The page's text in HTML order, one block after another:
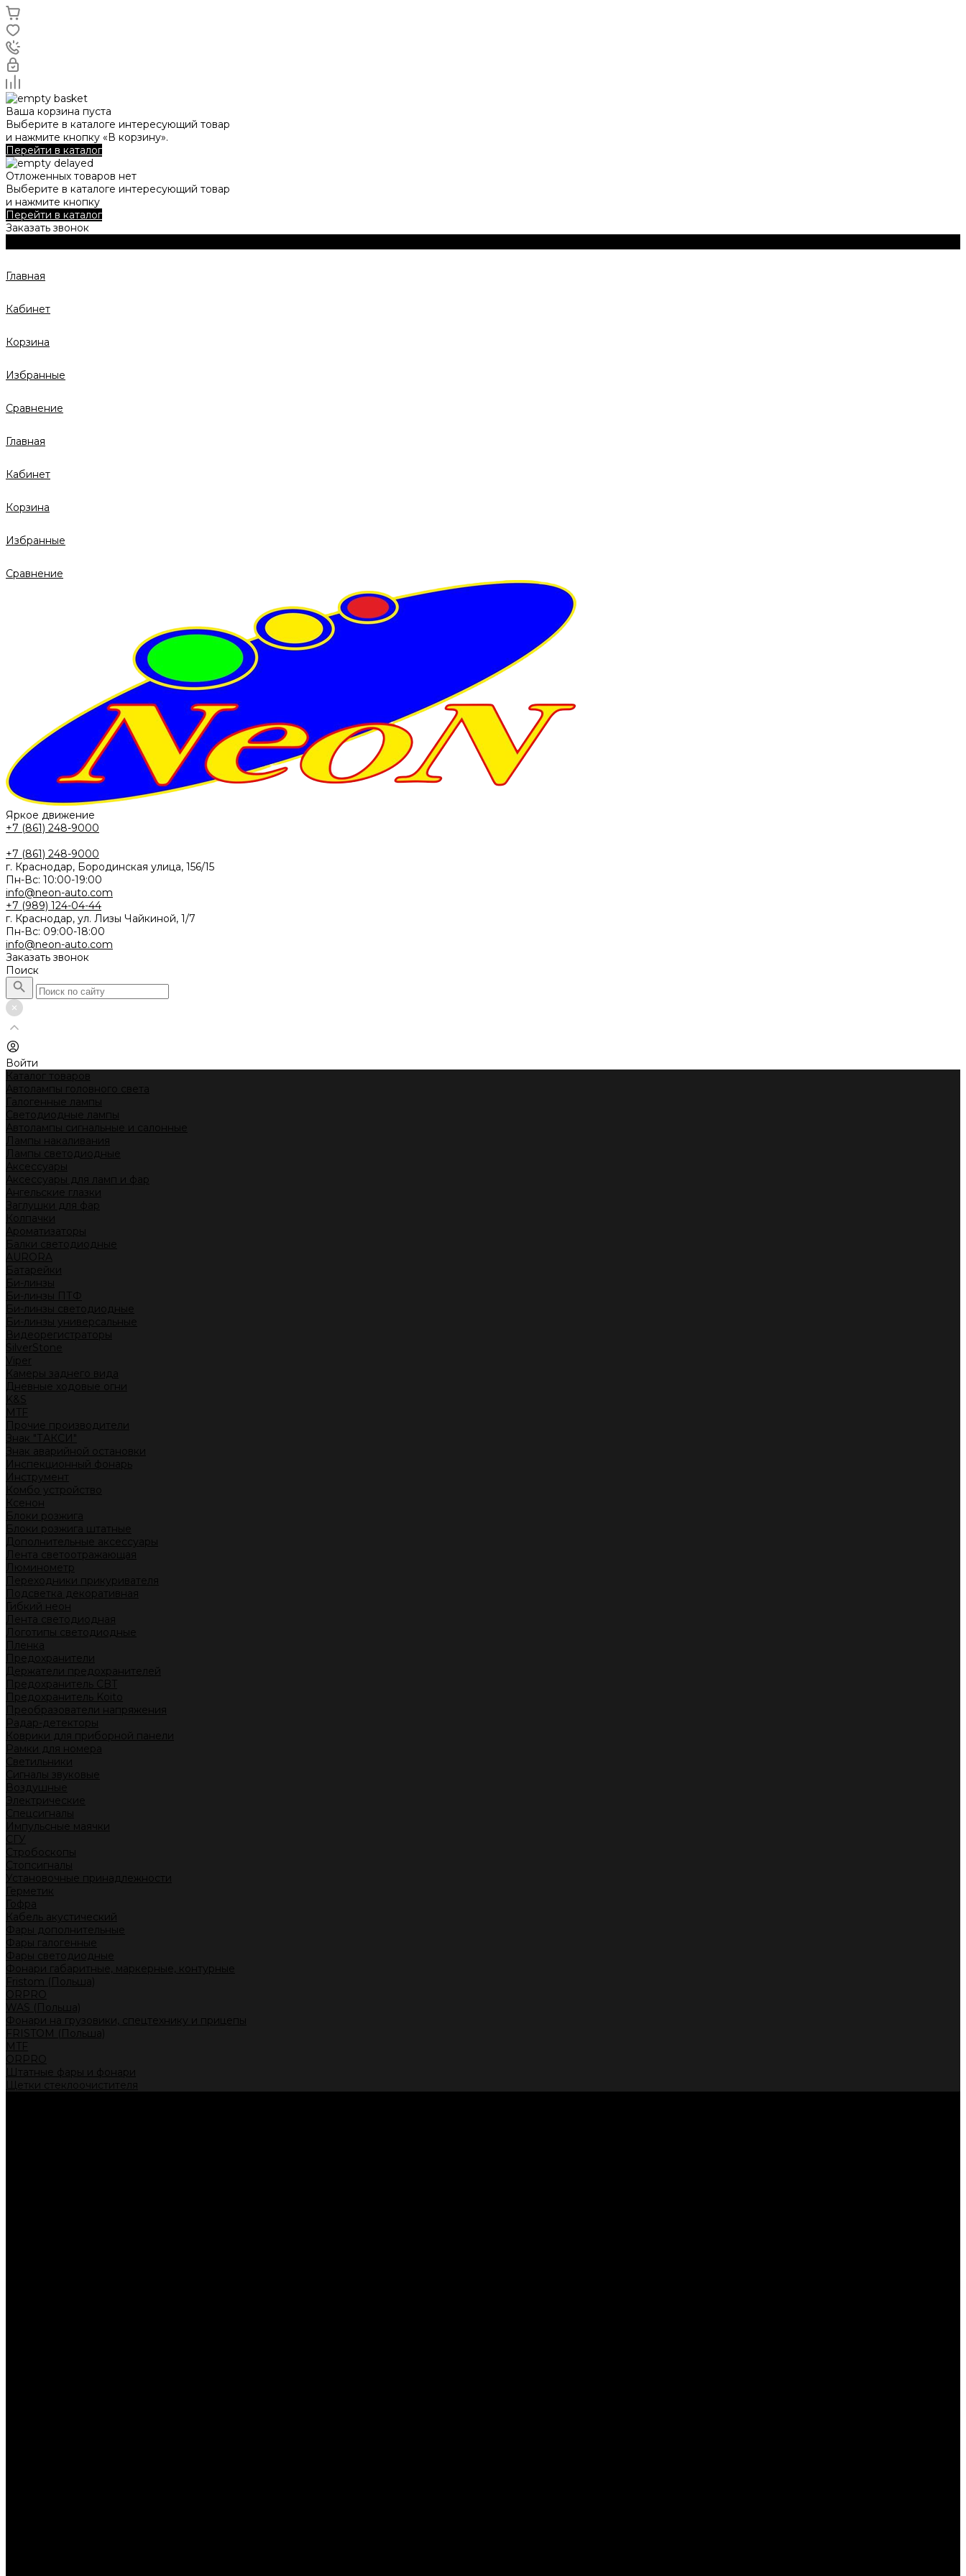
Ваша корзина пуста
Выберите в каталоге интересующий товар
и нажмите кнопку «В корзину».
Перейти в каталог
Отложенных товаров нет
Выберите в каталоге интересующий товар
и нажмите кнопку
Перейти в каталог
Заказать звонок
Главная
Кабинет
Корзина
Избранные
Сравнение
Главная
Кабинет
Корзина
Избранные
Сравнение
Яркое движение
+7 (861) 248-9000
+7 (861) 248-9000
г. Краснодар, Бородинская улица, 156/15
Пн-Вс: 10:00-19:00
info@neon-auto.com
+7 (989) 124-04-44
г. Краснодар, ул. Лизы Чайкиной, 1/7
Пн-Вс: 09:00-18:00
info@neon-auto.com
Заказать звонок
Поиск
Войти
Каталог товаров
Автолампы головного света
Галогенные лампы
Светодиодные лампы
Автолампы сигнальные и салонные
Лампы накаливания
Лампы светодиодные
Аксессуары
Аксессуары для ламп и фар
Ангельские глазки
Заглушки для фар
Колпачки
Ароматизаторы
Балки светодиодные
AURORA
Батарейки
Би-линзы
Би-линзы ПТФ
Би-линзы светодиодные
Би-линзы универсальные
Видеорегистраторы
SilverStone
Viper
Камеры заднего вида
Дневные ходовые огни
K&S
MTF
Прочие производители
Знак "ТАКСИ"
Знак аварийной остановки
Инспекционный фонарь
Инструмент
Комбо устройство
Ксенон
Блоки розжига
Блоки розжига штатные
Дополнительные аксессуары
Лента светоотражающая
Люминометр
Переходники прикуривателя
Подсветка декоративная
Гибкий неон
Лента светодиодная
Логотипы светодиодные
Пленка
Предохранители
Держатели предохранителей
Предохранитель CBT
Предохранитель Koito
Преобразователи напряжения
Радар-детекторы
Коврики для приборной панели
Рамки для номера
Светильники
Сигналы звуковые
Воздушные
Электрические
Спецсигналы
Импульсные маячки
СГУ
Стробоскопы
Стопсигналы
Установочные принадлежности
Герметик
Гофра
Кабель акустический
Фары дополнительные
Фары галогенные
Фары светодиодные
Фонари габаритные, маркерные, контурные
Fristom (Польша)
ORPRO
WAS (Польша)
Фонари на грузовики, спецтехнику и прицепы
FRISTOM (Польша)
MTF
ORPRO
Штатные фары и фонари
Щетки стеклоочистителя